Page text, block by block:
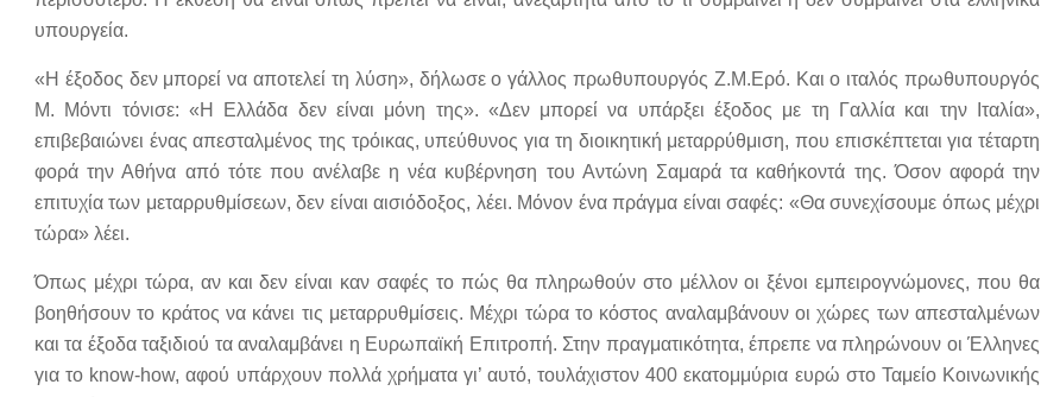
υπουργεία.
«Η έξοδος δεν μπορεί να αποτελεί τη λύση», δήλωσε ο γάλλος πρωθυπουργός Ζ.Μ.Ερό. Και ο ιταλός πρωθυπουργός
Μ. Μόντι τόνισε: «Η Ελλάδα δεν είναι μόνη της». «Δεν μπορεί να υπάρξει έξοδος με τη Γαλλία και την Ιταλία»,
επιβεβαιώνει ένας απεσταλμένος της τρόικας, υπεύθυνος για τη διοικητική μεταρρύθμιση, που επισκέπτεται για τέταρτη
φορά την Αθήνα από τότε που ανέλαβε η νέα κυβέρνηση του Αντώνη Σαμαρά τα καθήκοντά της. Όσον αφορά την
επιτυχία των μεταρρυθμίσεων, δεν είναι αισιόδοξος, λέει. Μόνον ένα πράγμα είναι σαφές: «Θα συνεχίσουμε όπως μέχρι
τώρα» λέει.
Όπως μέχρι τώρα, αν και δεν είναι καν σαφές το πώς θα πληρωθούν στο μέλλον οι ξένοι εμπειρογνώμονες, που θα
βοηθήσουν το κράτος να κάνει τις μεταρρυθμίσεις. Μέχρι τώρα το κόστος αναλαμβάνουν οι χώρες των απεσταλμένων
και τα έξοδα ταξιδιού τα αναλαμβάνει η Ευρωπαϊκή Επιτροπή. Στην πραγματικότητα, έπρεπε να πληρώνουν οι Έλληνες
για το know-how, αφού υπάρχουν πολλά χρήματα γι’ αυτό, τουλάχιστον 400 εκατομμύρια ευρώ στο Ταμείο Κοινωνικής